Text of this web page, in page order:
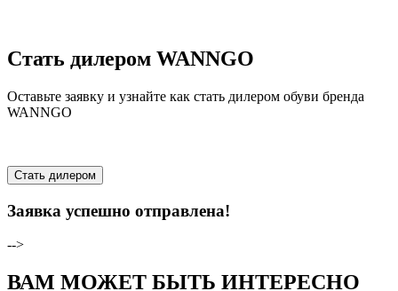
Стать дилером WANNGO
Оставьте заявку и узнайте как стать дилером обуви бренда
WANNGO
Стать дилером
Заявка успешно отправлена!
-->
ВАМ МОЖЕТ БЫТЬ ИНТЕРЕСНО